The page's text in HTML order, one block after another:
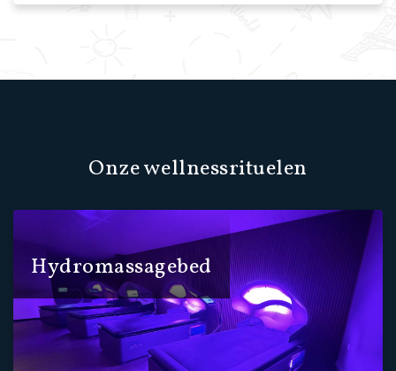
Onze wellnessrituelen
Hydromassagebed